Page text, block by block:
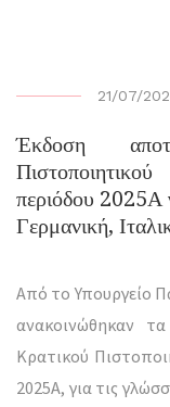
21/07/
Έκδοση
περιόδου 2025Α
Γερμανική,
Από το Υπουργείο
ανακοινώθηκαν
Κρατικού
2025Α, για τις